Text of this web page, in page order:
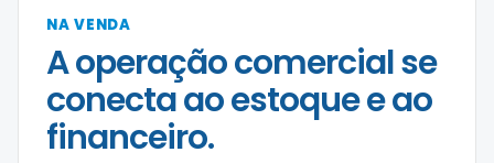
NA VENDA
A operação comercial se
conecta ao estoque e ao
financeiro.